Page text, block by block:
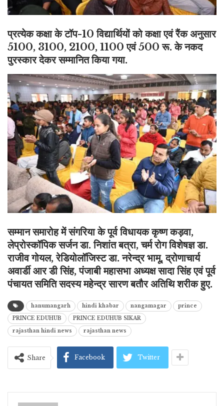
प्रत्येक कक्षा के टॉप-10 विद्यार्थियों को कक्षा एवं रैंक अनुसार
5100, 3100, 2100, 1100 एवं 500 रू. के नकद
पुरस्कार देकर सम्मानित किया गया.
सम्मान समारोह में संगरिया के पूर्व विधायक कृष्ण कड़वा,
लेप्रोस्कॉपिक सर्जन डा. निशांत बत्रा, चर्म रोग विशेषज्ञ डा.
राजीव गोयल, रेडियोलॉजिस्ट डा. नरेन्द्र भामू, द्रोणाचार्य
अवार्डी आर डी सिंह, पंजाबी महासभा अध्यक्ष सादा सिंह एवं पूर्व
पंचायत समिति सदस्य महेन्द्र सारण बतौर अतिथि शरीक हुए.
hanumangarh hindi khabar nangamagar
prince
PRINCE EDUHUB
PRINCE EDUHUB SIKAR
rajasthan hindi news
rajasthan news
Share Facebook Twitter